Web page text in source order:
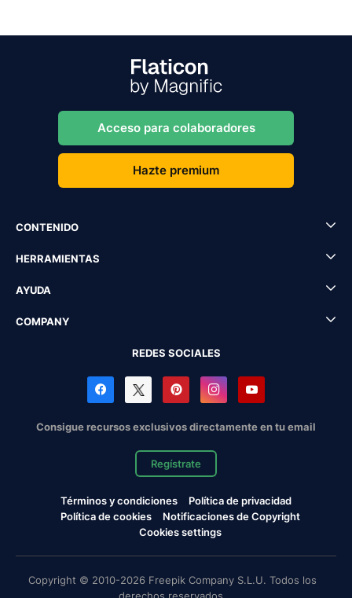
Acceso para colaboradores
Hazte premium
CONTENIDO
HERRAMIENTAS
AYUDA
COMPANY
REDES SOCIALES
Consigue recursos exclusivos directamente en tu email
Regístrate
Términos y condiciones
Política de privacidad
Política de cookies
Notificaciones de Copyright
Cookies settings
Copyright © 2010-2026 Freepik Company S.L.U. Todos los